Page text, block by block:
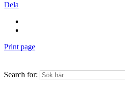
Dela
Print page
Search for: